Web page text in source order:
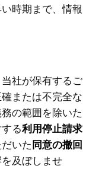
時期まで、情報
社が保有するご
または不完全な
の範囲を除いた
る利用停止請求
いた同意の撤回
及ぼしませ